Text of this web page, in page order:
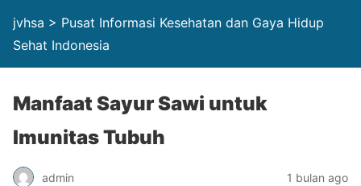
jvhsa > Pusat Informasi Kesehatan dan Gaya Hidup
Sehat Indonesia
Manfaat Sayur Sawi untuk
Imunitas Tubuh
admin 1 bulan ago